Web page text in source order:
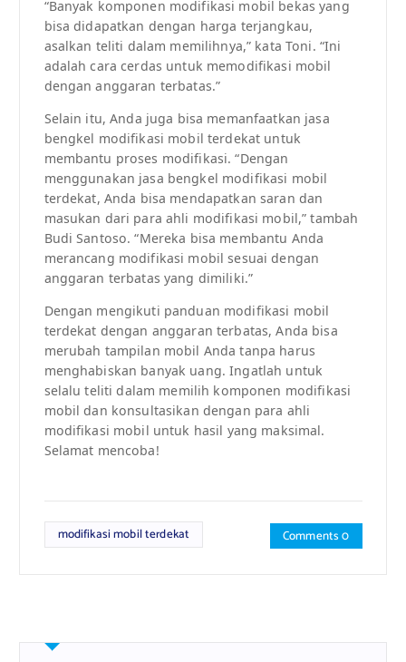
“Banyak komponen modifikasi mobil bekas yang
bisa didapatkan dengan harga terjangkau,
asalkan teliti dalam memilihnya,” kata Toni. “Ini
adalah cara cerdas untuk memodifikasi mobil
dengan anggaran terbatas.”
Selain itu, Anda juga bisa memanfaatkan jasa
bengkel modifikasi mobil terdekat untuk
membantu proses modifikasi. “Dengan
menggunakan jasa bengkel modifikasi mobil
terdekat, Anda bisa mendapatkan saran dan
masukan dari para ahli modifikasi mobil,” tambah
Budi Santoso. “Mereka bisa membantu Anda
merancang modifikasi mobil sesuai dengan
anggaran terbatas yang dimiliki.”
Dengan mengikuti panduan modifikasi mobil
terdekat dengan anggaran terbatas, Anda bisa
merubah tampilan mobil Anda tanpa harus
menghabiskan banyak uang. Ingatlah untuk
selalu teliti dalam memilih komponen modifikasi
mobil dan konsultasikan dengan para ahli
modifikasi mobil untuk hasil yang maksimal.
Selamat mencoba!
modifikasi mobil terdekat Comments 0